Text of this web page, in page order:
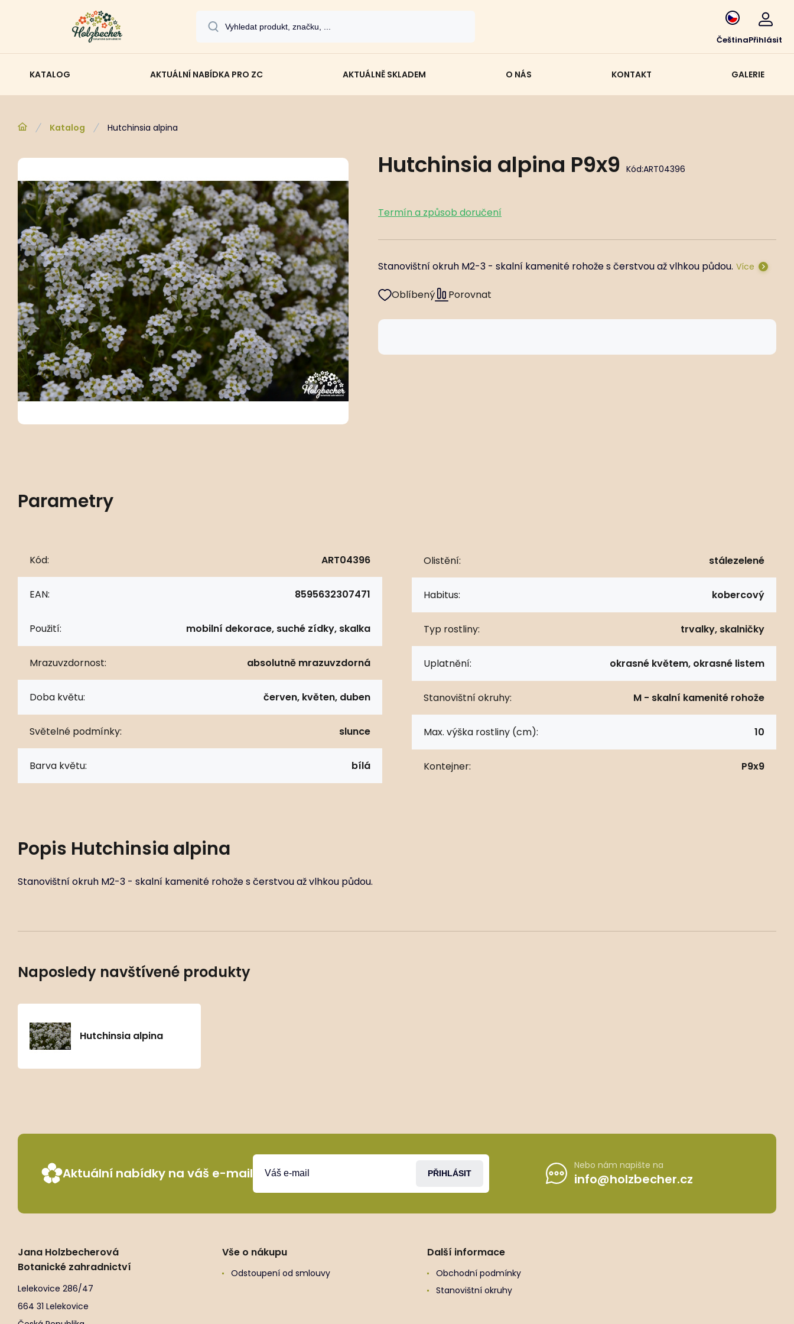
ČeštinaPřihlásit
KATALOG AKTUÁLNÍ NABÍDKA PRO ZC AKTUÁLNĚ SKLADEM O NÁS KONTAKT GALERIE
Katalog Hutchinsia alpina
Hutchinsia alpina P9x9 Kód:ART04396
Termín a způsob doručení
Stanovištní okruh M2-3 - skalní kamenité rohože s čerstvou až vlhkou půdou. Více
Oblíbený Porovnat
Parametry
Kód: ART04396
EAN: 8595632307471
Použití: mobilní dekorace, suché zídky, skalka
Mrazuvzdornost: absolutně mrazuvzdorná
Doba květu: červen, květen, duben
Světelné podmínky: slunce
Barva květu: bílá
Olistění: stálezelené
Habitus: kobercový
Typ rostliny: trvalky, skalničky
Uplatnění: okrasné květem, okrasné listem
Stanovištní okruhy: M - skalní kamenité rohože
Max. výška rostliny (cm): 10
Kontejner: P9x9
Popis Hutchinsia alpina
Stanovištní okruh M2-3 - skalní kamenité rohože s čerstvou až vlhkou půdou.
Naposledy navštívené produkty
Hutchinsia alpina
Aktuální nabídky na váš e-mail PŘIHLÁSIT
Nebo nám napište na
info@holzbecher.cz
Jana Holzbecherová
Botanické zahradnictví
Lelekovice 286/47
664 31 Lelekovice
Vše o nákupu
Odstoupení od smlouvy
Další informace
Obchodní podmínky
Stanovištní okruhy